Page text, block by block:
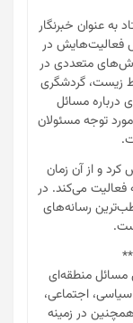
به عنوان خبرنگار
فعالیت‌هایش در
متعددی در
زیست، گردشگری
مسائل
توجه مسئولان
کرد و از آن زمان
فعالیت می‌کند. در
رسانه‌های
منطقه‌ای
اجتماعی،
در زمینه